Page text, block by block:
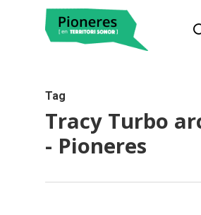
Tag
Tracy Turbo
- Pioneres